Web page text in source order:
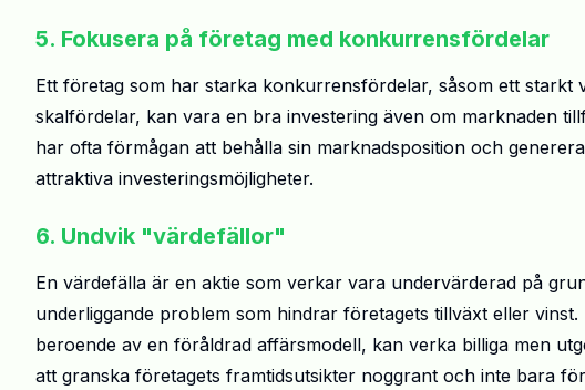
5. Fokusera på företag med konkurrensfördelar
Ett företag som har starka konkurrensfördelar, såsom ett starkt
skalfördelar, kan vara en bra investering även om marknaden
har ofta förmågan att behålla sin marknadsposition och
attraktiva investeringsmöjligheter.
6. Undvik "värdefällor"
En värdefälla är en aktie som verkar vara undervärderad på
underliggande problem som hindrar företagets tillväxt eller
beroende av en föråldrad affärsmodell, kan verka billiga men
att granska företagets framtidsutsikter noggrant och inte bara